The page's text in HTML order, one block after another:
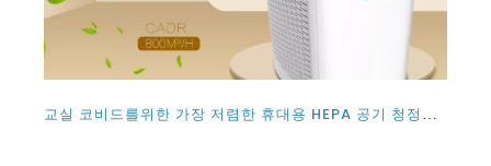
교실 코비드를위한 가장 저렴한 휴대용 HEPA 공기 청정기는 무엇입니까?